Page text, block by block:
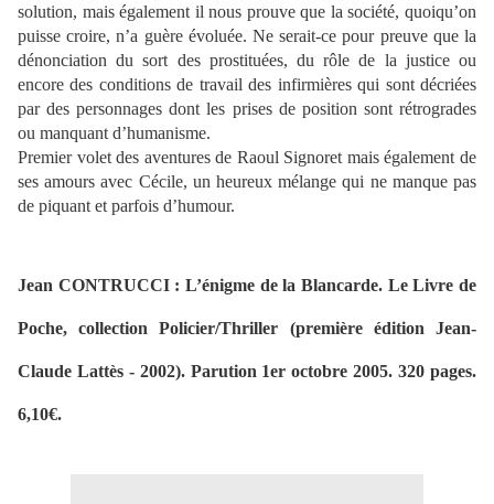
solution, mais également il nous prouve que la société, quoiqu’on
puisse croire, n’a guère évoluée. Ne serait-ce pour preuve que la
dénonciation du sort des prostituées, du rôle de la justice ou
encore des conditions de travail des infirmières qui sont décriées
par des personnages dont les prises de position sont rétrogrades
ou manquant d’humanisme.
Premier volet des aventures de Raoul Signoret mais également de
ses amours avec Cécile, un heureux mélange qui ne manque pas
de piquant et parfois d’humour.
Jean CONTRUCCI : L’énigme de la Blancarde. Le Livre de
Poche, collection Policier/Thriller (première édition Jean-
Claude Lattès - 2002). Parution 1er octobre 2005. 320 pages.
6,10€.